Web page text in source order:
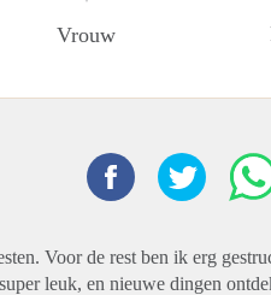
Vrouw
Voor de rest ben ik erg
leuk, en nieuwe dingen